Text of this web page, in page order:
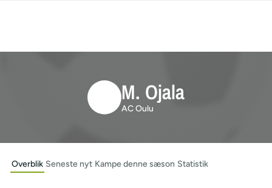
M. Ojala
AC Oulu
Overblik Seneste nyt Kampe denne sæson Statistik